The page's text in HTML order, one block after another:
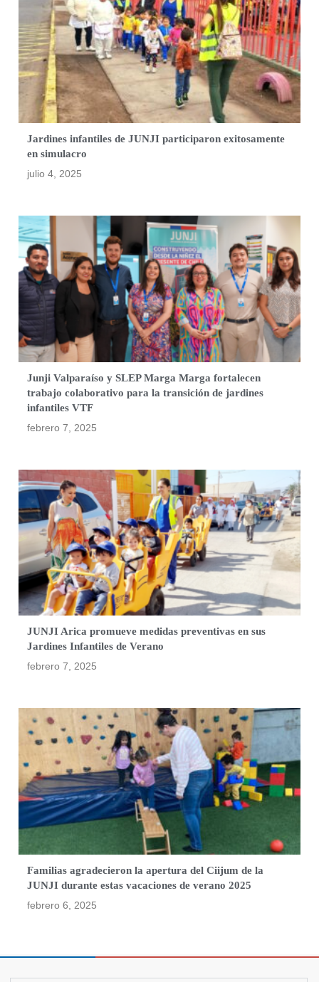
Jardines infantiles de JUNJI participaron exitosamente
en simulacro
julio 4, 2025
Junji Valparaíso y SLEP Marga Marga fortalecen
trabajo colaborativo para la transición de jardines
infantiles VTF
febrero 7, 2025
JUNJI Arica promueve medidas preventivas en sus
Jardines Infantiles de Verano
febrero 7, 2025
Familias agradecieron la apertura del Ciijum de la
JUNJI durante estas vacaciones de verano 2025
febrero 6, 2025